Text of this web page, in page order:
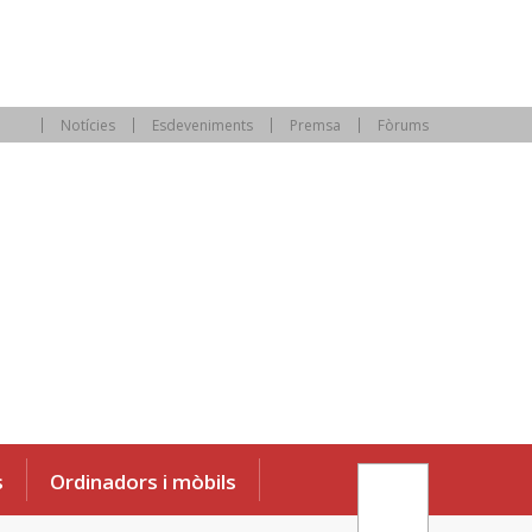
Notícies Esdeveniments Premsa Fòrums
Ordinadors i mòbils